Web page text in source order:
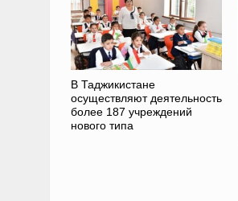
В Таджикистане
осуществляют деятельность
более 187 учреждений
нового типа